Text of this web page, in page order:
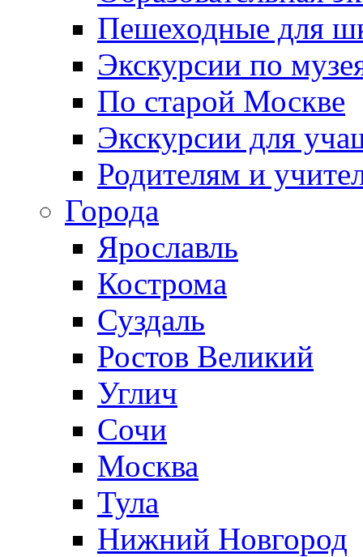
Пешеходные для
Экскурсии по
По старой Москве
Экскурсии для
Родителям и
Города
Ярославль
Кострома
Суздаль
Ростов Великий
Углич
Сочи
Москва
Тула
Нижний Новгород